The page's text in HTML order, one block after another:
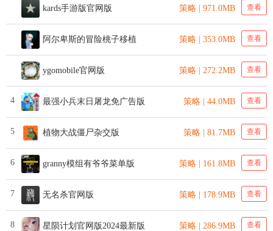
kards手游版官网版 策略 | 971.0MB 查看
阿尔卑斯的冒险桃子移植 策略 | 353.0MB 查看
ygomobile官网版 策略 | 272.2MB 查看
4 最强小兵末日屠龙免广告版 策略 | 44.0MB 查看
5 植物大战僵尸杂交版 策略 | 81.7MB 查看
6 granny模组有爷爷菜单版 策略 | 161.8MB 查看
7 无名杀官网版 策略 | 178.9MB 查看
8 星陨计划官网版2024最新版 策略 | 286.9MB 查看